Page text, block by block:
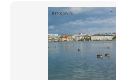
Gratis levering
Betaalmiddelen
PayPal
Bankoverschrijving
Visa